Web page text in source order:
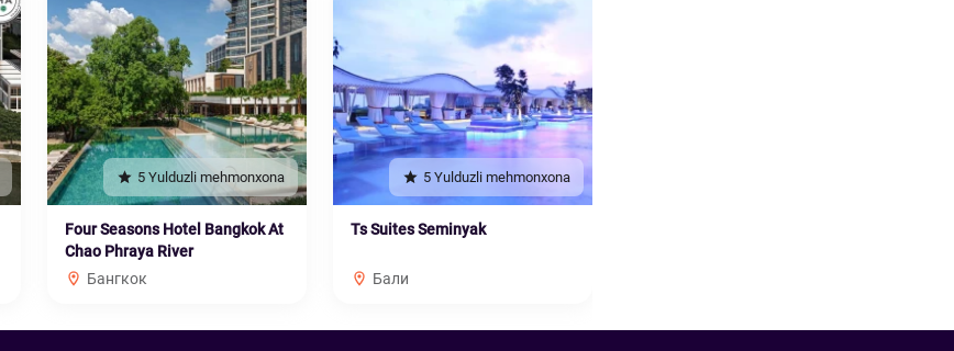
5 Yulduzli mehmonxona
Four Seasons Hotel Bangkok At
Chao Phraya River
Бангкок
5 Yulduzli mehmonxona
Ts Suites Seminyak
Бали